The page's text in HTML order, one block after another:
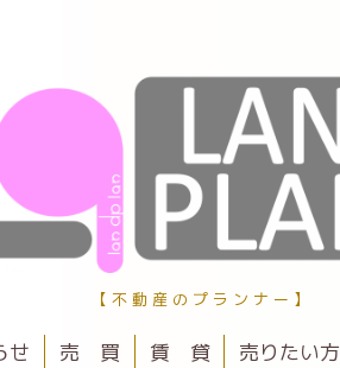
【 不 動 産 の プ ラ ン ナ ー 】
せ 売 買 賃 貸 売りたい方